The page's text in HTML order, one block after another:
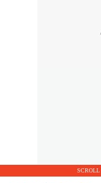
SCROLL